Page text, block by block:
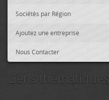
Sociétés par Région
Ajoutez une entreprise
Nous Contacter
Liens thématiques